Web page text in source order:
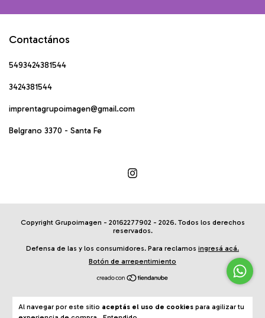
Al navegar por este sitio aceptás el uso de cookies para agilizar tu
Contactános
5493424381544
3424381544
imprentagrupoimagen@gmail.com
Belgrano 3370 - Santa Fe
Copyright Grupoimagen - 20162277902 - 2026. Todos los derechos
reservados.
Defensa de las y los consumidores. Para reclamos ingresá acá.
Botón de arrepentimiento